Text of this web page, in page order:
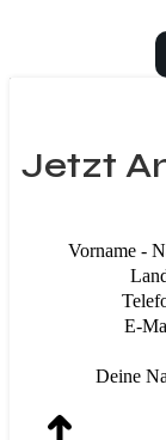
Jetzt
Vorname -
E-
Deine